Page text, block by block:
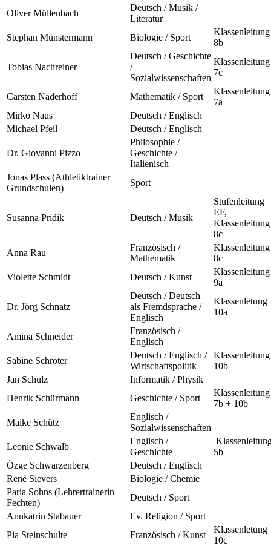
Oliver Müllenbach
Deutsch / Musik /
Literatur
Stephan Münstermann
Biologie / Sport
Klassenleitung
8b
Tobias Nachreiner
Deutsch / Geschichte
/
Sozialwissenschaften
Klassenleitung
7c
Carsten Naderhoff Mathematik / Sport
Klassenleitung
7a
Mirko Naus
Deutsch / Englisch
Michael Pfeil
Deutsch / Englisch
Dr. Giovanni Pizzo
Philosophie /
Geschichte /
Italienisch
Jonas Plass (Athletiktrainer
Grundschulen)
Sport
Susanna Pridik Deutsch / Musik
Stufenleitung
EF,
Klassenleitung
8c
Anna Rau
Französisch /
Mathematik
Klassenleitung
8c
Violette Schmidt
Deutsch / Kunst
Klassenleitung
9a
Dr. Jörg Schnatz
Deutsch / Deutsch
als Fremdsprache /
Englisch
Klassenletung
10a
Amina Schneider
Französisch /
Englisch
Sabine Schröter
Deutsch / Englisch /
Wirtschaftspolitik
Klassenleitung
10b
Jan Schulz
Informatik / Physik
Henrik Schürmann
Geschichte / Sport
Klassenleitung
7b + 10b
Maike Schütz
Englisch /
Sozialwissenschaften
Leonie Schwalb
Englisch /
Geschichte
5b
Özge Schwarzenberg
Deutsch / Englisch
René Sievers
Biologie / Chemie
Paria Sohns (Lehrertrainerin
Fechten)
Deutsch / Sport
Annkatrin Stabauer
Ev. Religion / Sport
Pia Steinschulte
Französisch / Kunst
Klassenletung
10c